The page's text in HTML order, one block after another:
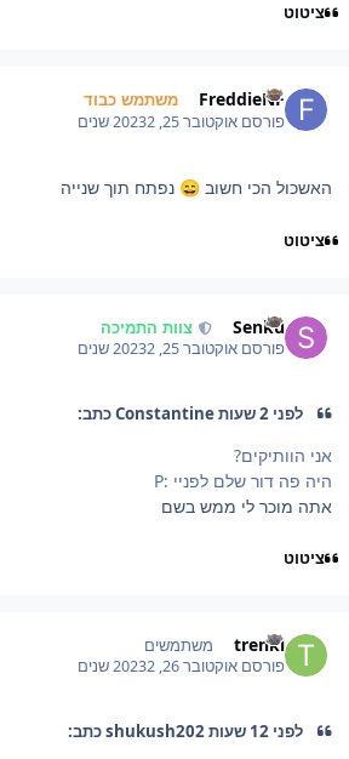
ציטוט
FreddieNF משתמש כבוד
פורסםאוקטובר 25, 2023 2 שנים
האשכול הכי חשוב 😄 נפתח תוך שנייה
ציטוט
Senku צוות התמיכה
פורסםאוקטובר 25, 2023 2 שנים
לפני 2 שעות Constantine כתב:
אני הוותיקים?
היה פה דור שלם לפניי :P
אתה מוכר לי ממש בשם
ציטוט
trenkl משתמשים
פורסםאוקטובר 26, 2023 2 שנים
לפני 12 שעות shukush202 כתב: